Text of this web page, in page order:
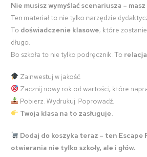
Nie musisz wymyślać scenariusza –
Ten materiał to nie tylko narzędzie
To doświadczenie klasowe, które
długo.
Bo szkoła to nie tylko podręcznik. To relacja
Zainwestuj w jakość.
Zacznij nowy rok od wartości, które
Pobierz. Wydrukuj. Poprowadź.
Twoja klasa na to zasługuje.
Dodaj do koszyka teraz – ten Escape
otwierania nie tylko szkoły, ale i głów.